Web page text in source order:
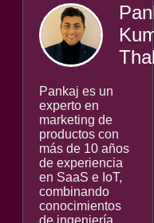
Pankaj es un
experto en
marketing de
productos con
más de 10 años
de experiencia
en SaaS e IoT,
combinando
conocimientos
de ingeniería,